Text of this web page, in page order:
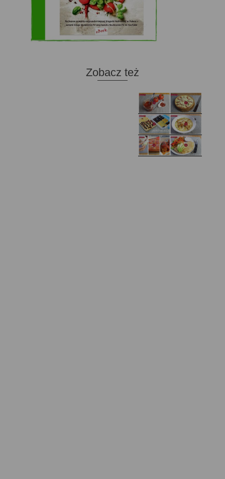
Zobacz też
Domowy ketchup (bez
cukru)
Tarta francuska z
cebulą i pomidorem
Domowe żelki
Zupa kurkowa z
selerem i pietruszką